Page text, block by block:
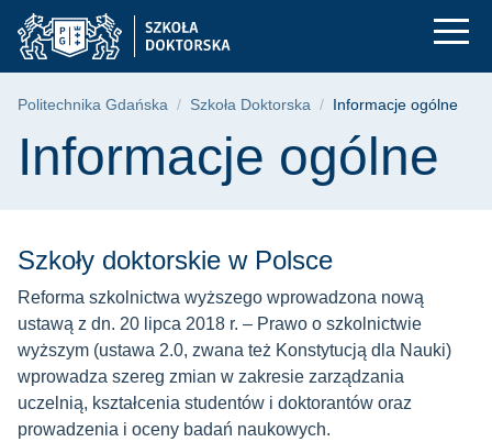
Przejdź
do
menu
Przejdź
do
wyszukiwarki
Przejdź
do
treści
Informacje ogólne |
Ścieżka nawigacyjna
Politechnika Gdańska Szkoła Doktorska Informacje ogólne
Treść strony
Informacje ogólne
Szkoły doktorskie w Polsce
Reforma szkolnictwa wyższego wprowadzona nową
ustawą z dn. 20 lipca 2018 r. – Prawo o szkolnictwie
wyższym (ustawa 2.0, zwana też Konstytucją dla Nauki)
wprowadza szereg zmian w zakresie zarządzania
uczelnią, kształcenia studentów i doktorantów oraz
prowadzenia i oceny badań naukowych.